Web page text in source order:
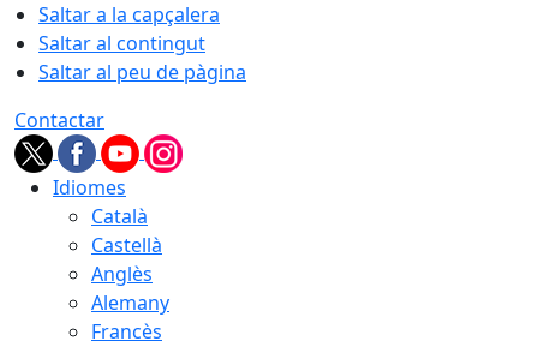
Saltar a la capçalera
Saltar al contingut
Saltar al peu de pàgina
Contactar
Idiomes
Català
Castellà
Anglès
Alemany
Francès